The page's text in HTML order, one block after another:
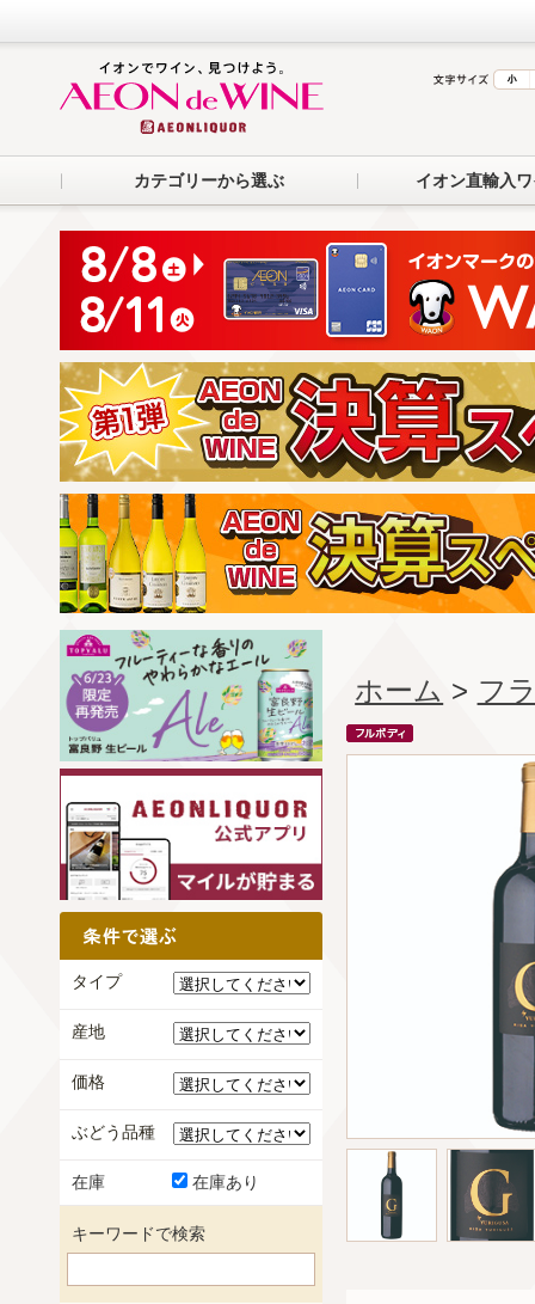
カテゴリーから選ぶ イオン直輸入
ホーム > フ
タイプ
産地
価格
ぶどう品種
在庫 在庫あり
キーワードで検索